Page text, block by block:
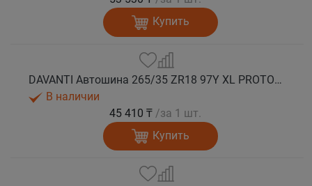
Купить
DAVANTI Автошина 265/35 ZR18 97Y XL PROTOURA SPORT RPR лето
В наличии
45 410 ₸ /за 1 шт.
Купить